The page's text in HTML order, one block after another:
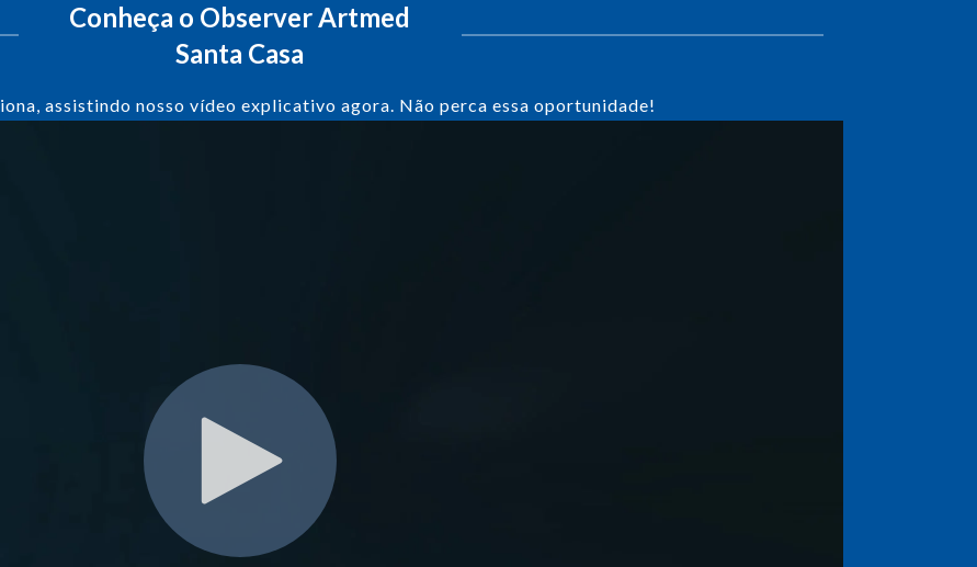
Conheça o Observer Artmed
Santa Casa
assistindo nosso vídeo explicativo agora. Não perca essa oportunidade!